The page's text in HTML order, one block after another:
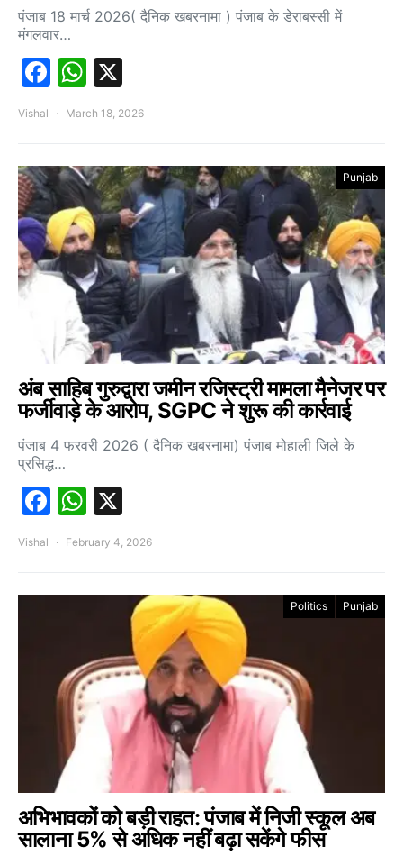
पंजाब 18 मार्च 2026( दैनिक खबरनामा ) पंजाब के डेराबस्सी में
मंगलवार…
Facebook
WhatsApp
Vishal March 18, 2026
Punjab
अंब साहिब गुरुद्वारा जमीन रजिस्ट्री मामला मैनेजर पर
फर्जीवाड़े के आरोप, SGPC ने शुरू की कार्रवाई
पंजाब 4 फरवरी 2026 ( दैनिक खबरनामा) पंजाब मोहाली जिले के
प्रसिद्ध…
Facebook
WhatsApp
Vishal February 4, 2026
Politics Punjab
अभिभावकों को बड़ी राहत: पंजाब में निजी स्कूल अब
सालाना 5% से अधिक नहीं बढ़ा सकेंगे फीस